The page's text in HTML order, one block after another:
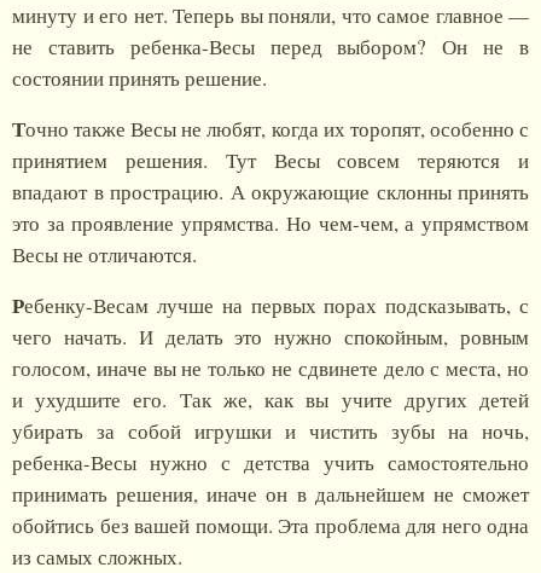
минуту и его нет. Теперь вы поняли, что самое главное —
не ставить ребенка-Весы перед выбором? Он не в
состоянии принять решение.
Точно также Весы не любят, когда их торопят, особенно с
принятием решения. Тут Весы совсем теряются и
впадают в прострацию. А окружающие склонны принять
это за проявление упрямства. Но чем-чем, а упрямством
Весы не отличаются.
Ребенку-Весам лучше на первых порах подсказывать, с
чего начать. И делать это нужно спокойным, ровным
голосом, иначе вы не только не сдвинете дело с места, но
и ухудшите его. Так же, как вы учите других детей
убирать за собой игрушки и чистить зубы на ночь,
ребенка-Весы нужно с детства учить самостоятельно
принимать решения, иначе он в дальнейшем не сможет
обойтись без вашей помощи. Эта проблема для него одна
из самых сложных.